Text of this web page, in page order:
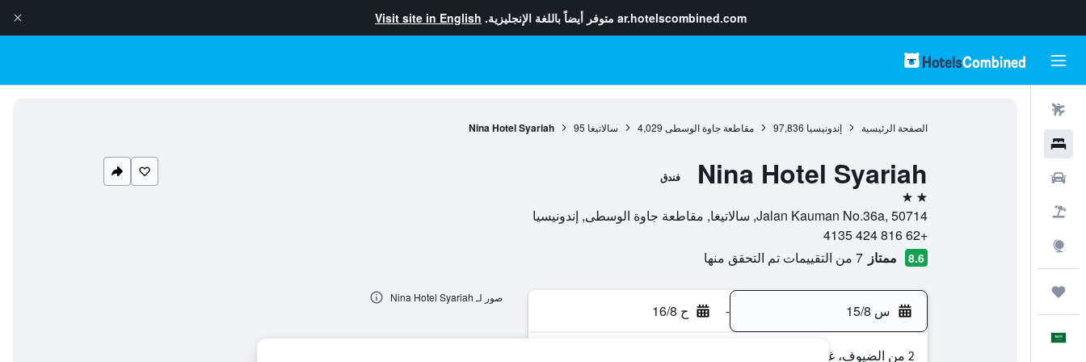
ar.hotelscombined.com متوفر أيضاً باللغة الإنجليزية. Visit site in English
الصفحة الرئيسية إندونيسيا 97,836 مقاطعة جاوة الوسطى 4,029 سالاتيغا 95
Nina Hotel Syariah
Nina Hotel Syariah فندق
2 نجمتين
Jalan Kauman No.36a, 50714, سالاتيغا, مقاطعة جاوة الوسطى, إندونيسيا
+62 816 424 4135
8.6 ممتاز 7 من التقييمات تم التحقق منها
س 15/8 - ح 16/8
2 من الضيوف، غرفة واحدة
صور لـ Nina Hotel Syariah